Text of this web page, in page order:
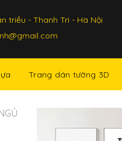
triều - Thanh Trì - Hà Nội
Trang dán tường 3D